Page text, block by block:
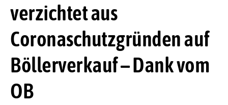
verzichtet aus
Coronaschutzgründen auf
Böllerverkauf – Dank vom
OB